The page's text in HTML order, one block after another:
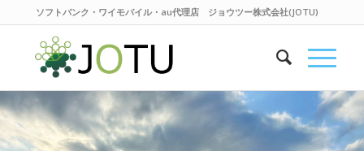
ソフトバンク・ワイモバイル・au代理店 ジョウツー株式会社(JOTU)